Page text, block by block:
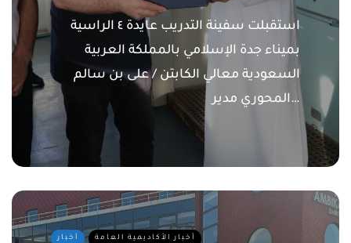
استقبلت سفينة التدريب عايدة ٤ الراسية
بميناء جدة الإسلامي بالمملكة العربية
السعودية معالي الكابتن / على بن سالم
المحوري مدير…
أخبار أخبار الأكاديمية العامة